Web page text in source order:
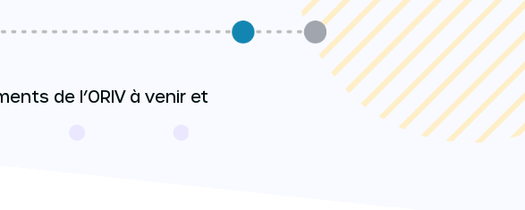
de l’ORIV à venir et